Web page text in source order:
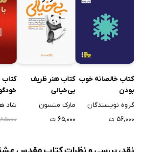
کتاب خالصانه خوب
بودن
گروه نویسندگان
۵۶,۰۰۰ ت
کتاب هنر ظریف
بی‌خیالی
مارک منسون
۶۵,۰۰۰ ت
شاد
۸۵۰۰۰